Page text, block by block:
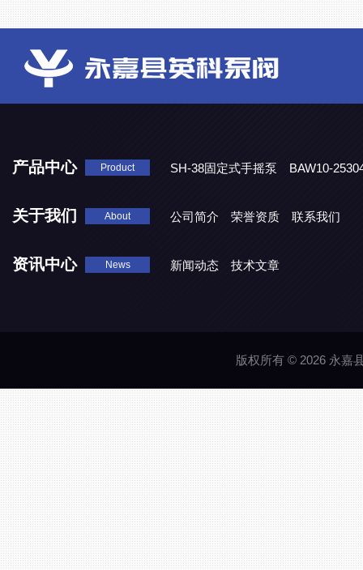
产品中心 Product SH-38固定式手摇泵
BAW10-
关于我们 About 公司简介 荣誉资质 联系我们
资讯中心 News 新闻动态 技术文章
版权所有 © 2026 永嘉